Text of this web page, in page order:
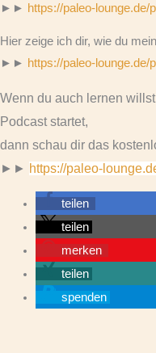
►► https://paleo-lounge.de/
Hier zeige ich dir, wie du
►► https://paleo-lounge.de/
Wenn du auch lernen
Podcast startet,
dann schau dir das
►► https://paleo-
teilen
teilen
merken
teilen
spenden